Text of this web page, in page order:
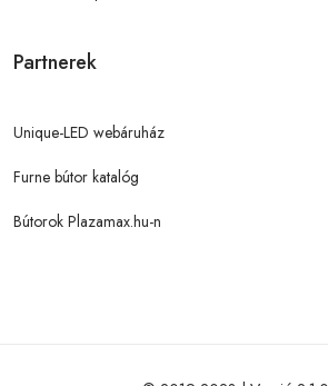
Partnerek
Unique-LED webáruház
Furne bútor katalóg
Bútorok Plazamax.hu-n